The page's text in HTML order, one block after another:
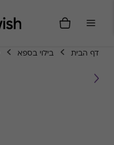
דף הבית בילוי בספא